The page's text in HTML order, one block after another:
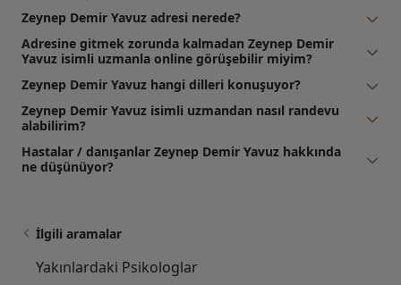
Zeynep Demir Yavuz adresi nerede?
Adresine gitmek zorunda kalmadan Zeynep Demir
Yavuz isimli uzmanla online görüşebilir miyim?
Zeynep Demir Yavuz hangi dilleri konuşuyor?
Zeynep Demir Yavuz isimli uzmandan nasıl randevu
alabilirim?
Hastalar / danışanlar Zeynep Demir Yavuz hakkında
ne düşünüyor?
İlgili aramalar
Yakınlardaki Psikologlar